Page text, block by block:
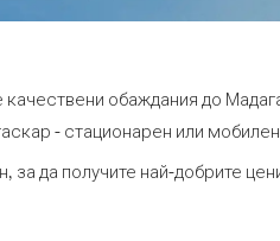
обаждания до
- стационарен или
за да получите най-добрите